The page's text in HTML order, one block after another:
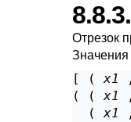
Отрезок
Значения
[ ( x1
( ( x1
  (
x1